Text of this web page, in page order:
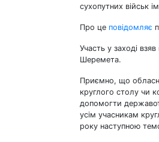
сухопутних військ
Про це повідомляє
Участь у заході
Шеремета.
Приємно, що
круглого столу чи
допомогти
усім учасникам
року наступною